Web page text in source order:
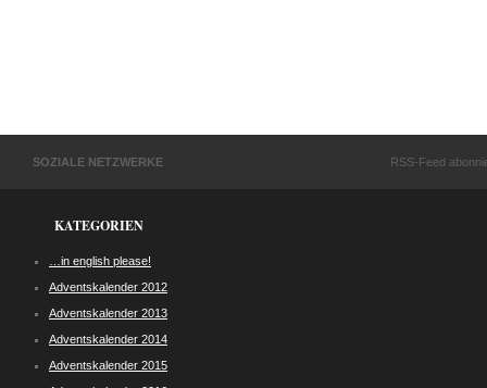
SOZIALE NETZWERKE RSS-Feed
KATEGORIEN
…in english please!
Adventskalender 2012
Adventskalender 2013
Adventskalender 2014
Adventskalender 2015